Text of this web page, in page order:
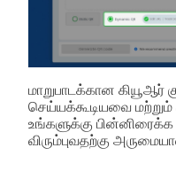
மாறுபாடக்கான கியூஆர்
செய்யக்கூடியவை
உங்களுக்கு பின்னிரைக்க
விரும்புவதற்கு